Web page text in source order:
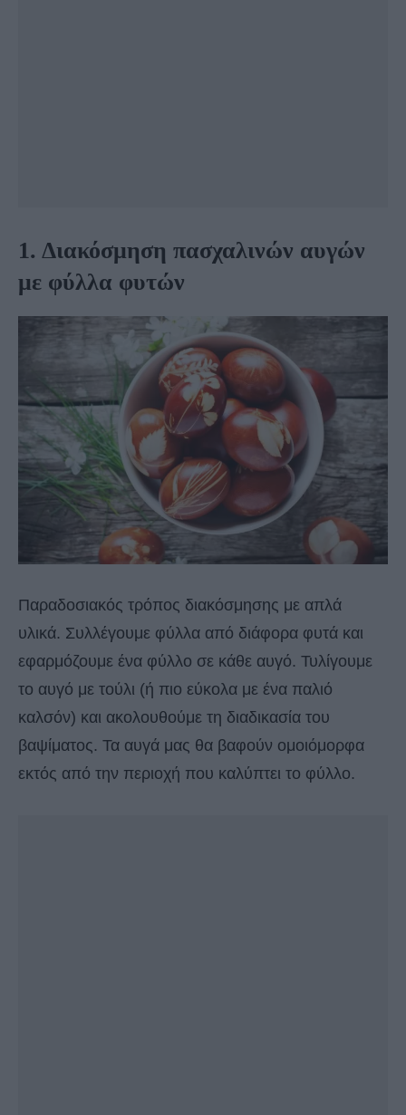
1. Διακόσμηση πασχαλινών αυγών
με φύλλα φυτών
Παραδοσιακός τρόπος διακόσμησης με απλά
υλικά. Συλλέγουμε φύλλα από διάφορα φυτά και
εφαρμόζουμε ένα φύλλο σε κάθε αυγό. Τυλίγουμε
το αυγό με τούλι (ή πιο εύκολα με ένα παλιό
καλσόν) και ακολουθούμε τη διαδικασία του
βαψίματος. Τα αυγά μας θα βαφούν ομοιόμορφα
εκτός από την περιοχή που καλύπτει το φύλλο.